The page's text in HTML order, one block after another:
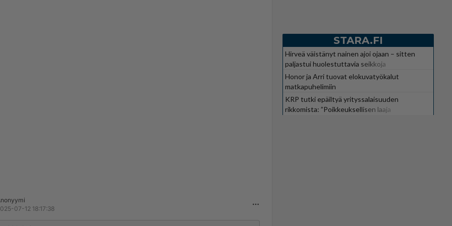
07-12 18:17:38
STARA.FI
Hirveä väistänyt nainen ajoi ojaan – sitten
paljastui huolestuttavia seikkoja
Honor ja Arri tuovat elokuvatyökalut
matkapuhelimiin
KRP tutki epäiltyä yrityssalaisuuden
rikkomista: ”Poikkeuksellisen laaja